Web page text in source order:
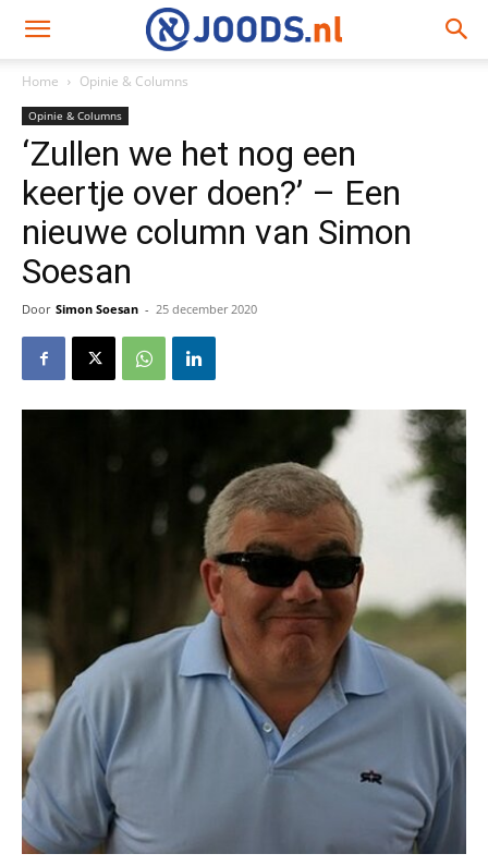
Home Opinie & Columns
Opinie & Columns
‘Zullen we het nog een
keertje over doen?’ – Een
nieuwe column van Simon
Soesan
Door Simon Soesan - 25 december 2020